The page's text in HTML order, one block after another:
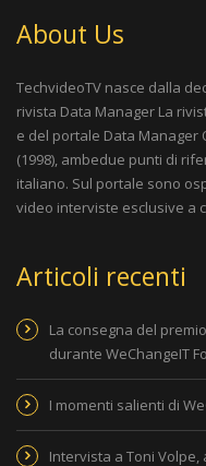
About Us
TechvideoTV nasce dalla
rivista Data Manager La
e del portale Data Manager
(1998), ambedue punti di
italiano. Sul portale sono
video interviste esclusive a
Articoli recenti
La consegna del
durante WeChangeIT
I momenti salienti di
Intervista a Toni